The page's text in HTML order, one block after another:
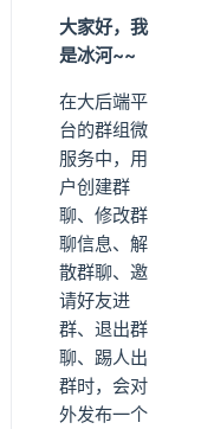
大家好，我
是冰河~~
在大后端平
台的群组微
服务中，用
户创建群
聊、修改群
聊信息、解
散群聊、邀
请好友进
群、退出群
聊、踢人出
群时，会对
外发布一个